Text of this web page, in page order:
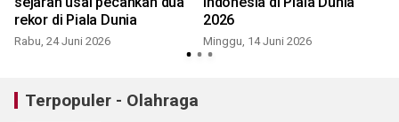
rekor di Piala Dunia
Rabu, 24 Juni 2026
2026
Minggu, 14 Juni 2026
Terpopuler - Olahraga